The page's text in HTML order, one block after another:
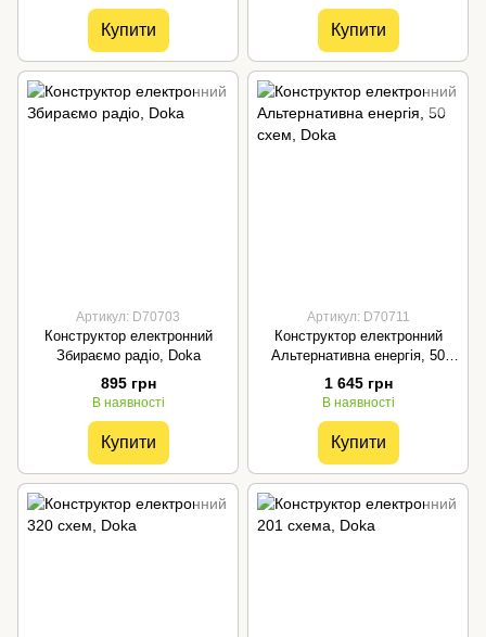
Купити Купити
Артикул: D70703
Конструктор електронний
Збираємо радіо, Doka
895 грн
В наявності
Купити
Артикул: D70711
Конструктор електронний
Альтернативна енергія, 50
схем, Doka
1 645 грн
В наявності
Купити